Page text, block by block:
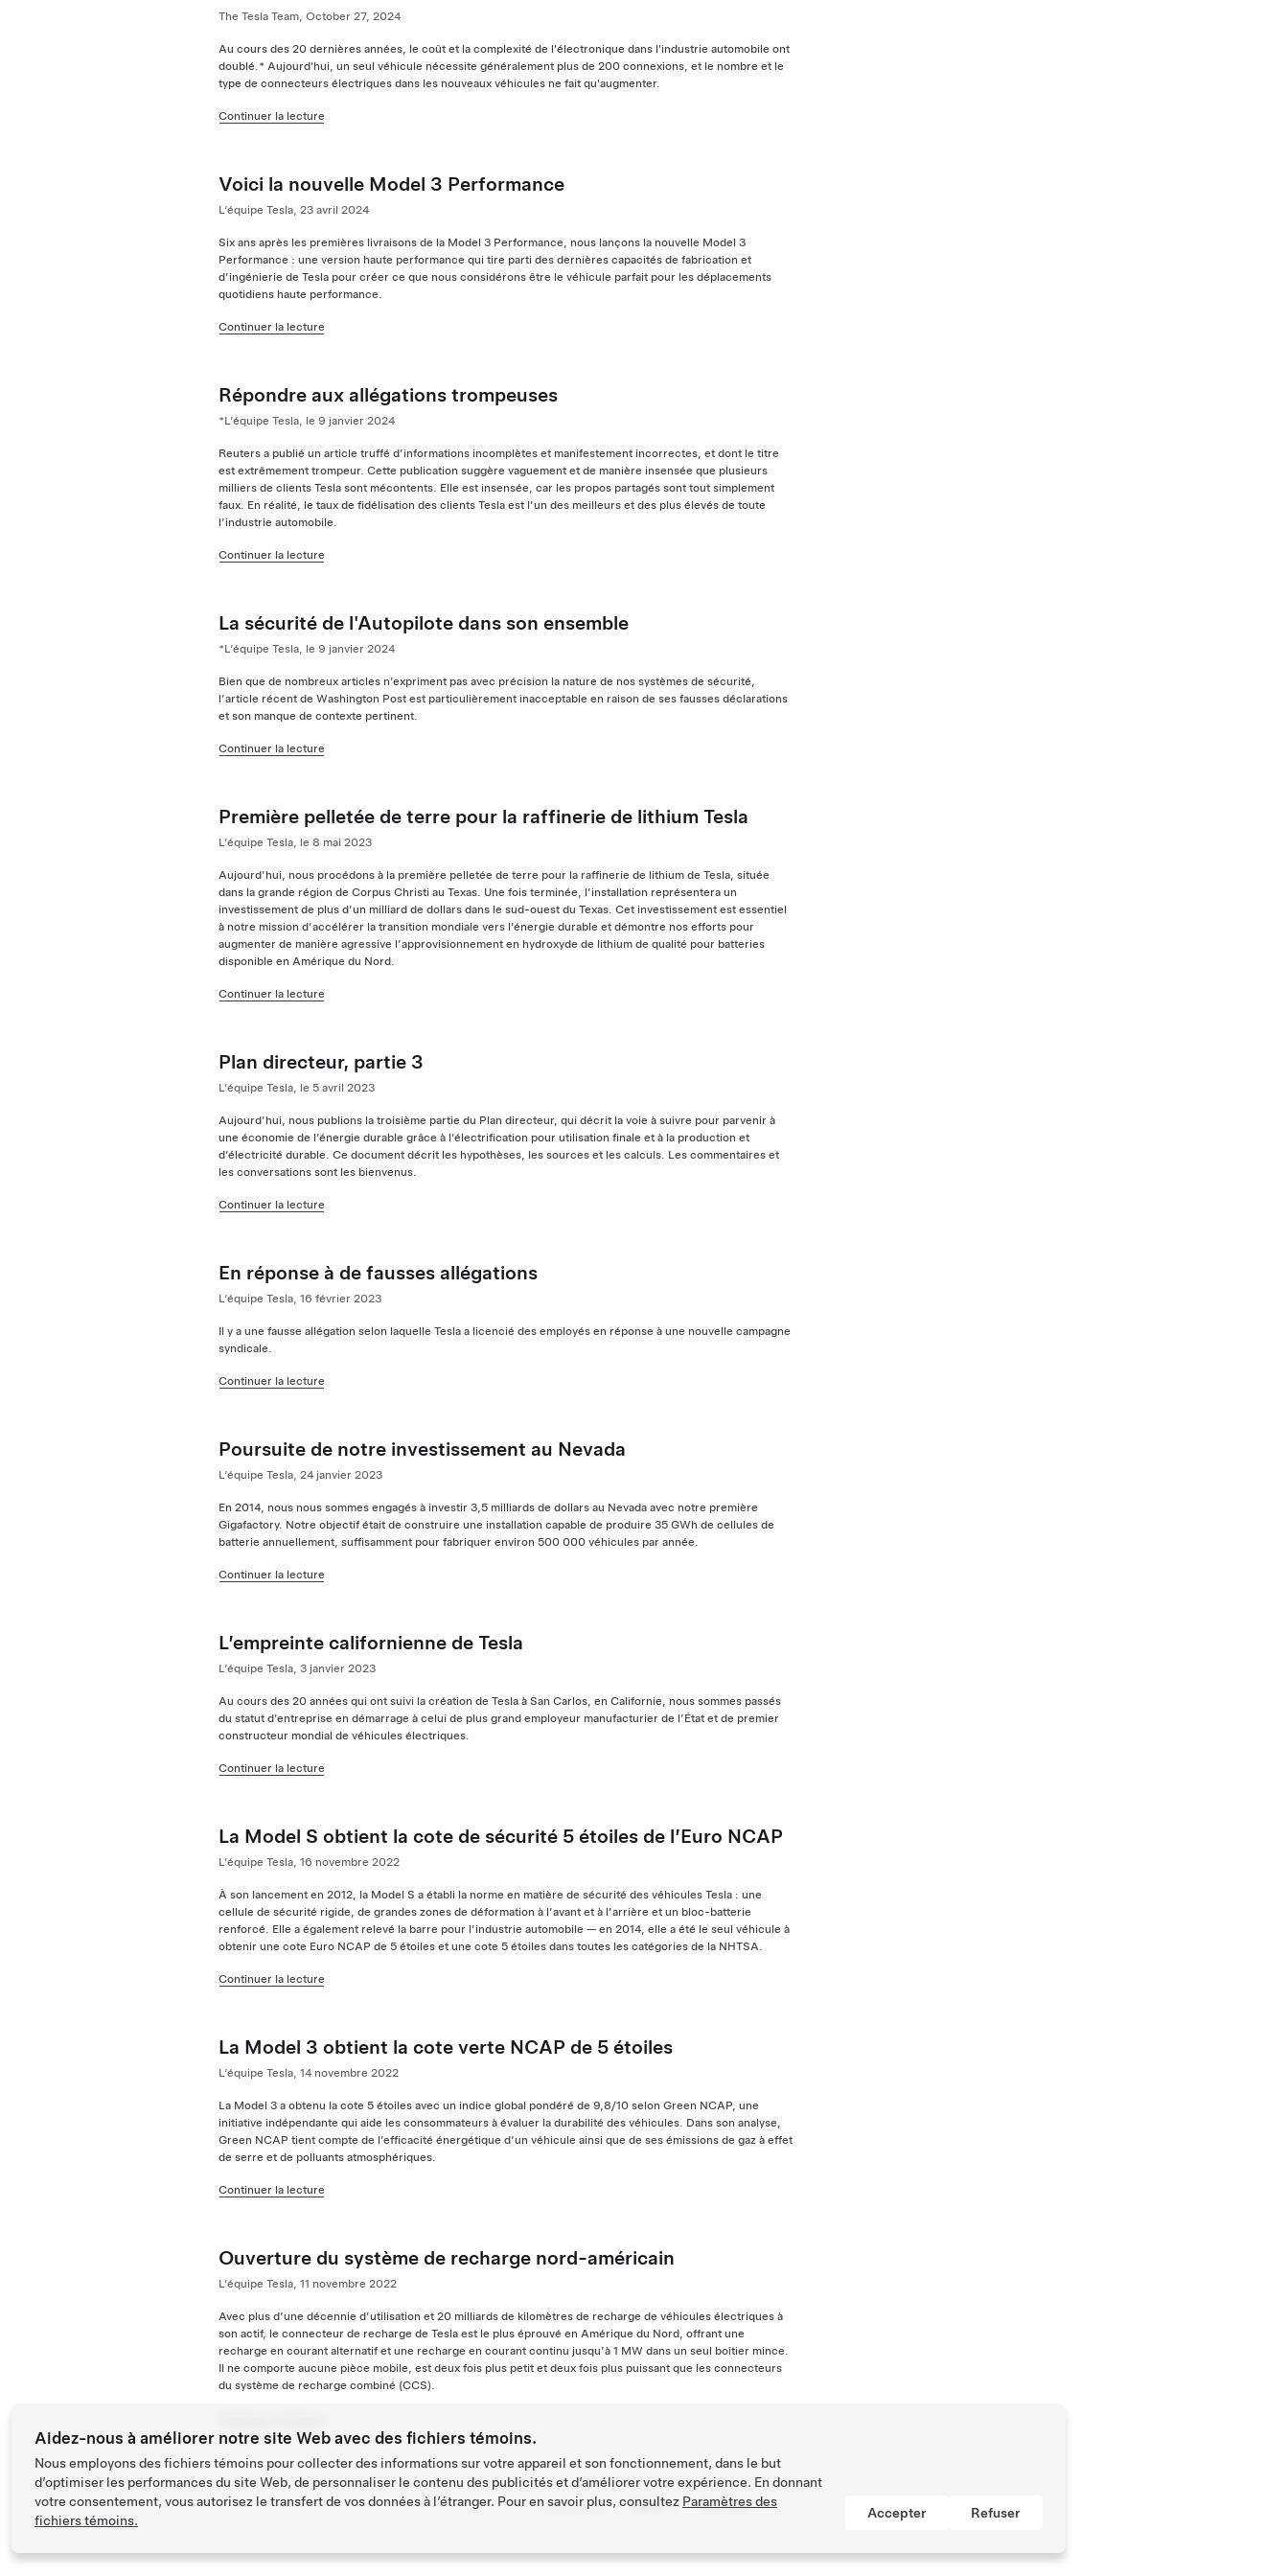
The Tesla Team, October 27, 2024
Au cours des 20 dernières années, le coût et la complexité de l'électronique dans l'industrie automobile ont
doublé.* Aujourd'hui, un seul véhicule nécessite généralement plus de 200 connexions, et le nombre et le
type de connecteurs électriques dans les nouveaux véhicules ne fait qu'augmenter.
Continuer la lecture
Voici la nouvelle Model 3 Performance
L’équipe Tesla, 23 avril 2024
Six ans après les premières livraisons de la Model 3 Performance, nous lançons la nouvelle Model 3
Performance : une version haute performance qui tire parti des dernières capacités de fabrication et
d’ingénierie de Tesla pour créer ce que nous considérons être le véhicule parfait pour les déplacements
quotidiens haute performance.
Continuer la lecture
Répondre aux allégations trompeuses
*L’équipe Tesla, le 9 janvier 2024
Reuters a publié un article truffé d’informations incomplètes et manifestement incorrectes, et dont le titre
est extrêmement trompeur. Cette publication suggère vaguement et de manière insensée que plusieurs
milliers de clients Tesla sont mécontents. Elle est insensée, car les propos partagés sont tout simplement
faux. En réalité, le taux de fidélisation des clients Tesla est l’un des meilleurs et des plus élevés de toute
l’industrie automobile.
Continuer la lecture
La sécurité de l'Autopilote dans son ensemble
*L’équipe Tesla, le 9 janvier 2024
Bien que de nombreux articles n’expriment pas avec précision la nature de nos systèmes de sécurité,
l’article récent de Washington Post est particulièrement inacceptable en raison de ses fausses déclarations
et son manque de contexte pertinent.
Continuer la lecture
Première pelletée de terre pour la raffinerie de lithium Tesla
L’équipe Tesla, le 8 mai 2023
Aujourd’hui, nous procédons à la première pelletée de terre pour la raffinerie de lithium de Tesla, située
dans la grande région de Corpus Christi au Texas. Une fois terminée, l’installation représentera un
investissement de plus d’un milliard de dollars dans le sud-ouest du Texas. Cet investissement est essentiel
à notre mission d’accélérer la transition mondiale vers l’énergie durable et démontre nos efforts pour
augmenter de manière agressive l’approvisionnement en hydroxyde de lithium de qualité pour batteries
disponible en Amérique du Nord.
Continuer la lecture
Plan directeur, partie 3
L’équipe Tesla, le 5 avril 2023
Aujourd’hui, nous publions la troisième partie du Plan directeur, qui décrit la voie à suivre pour parvenir à
une économie de l’énergie durable grâce à l’électrification pour utilisation finale et à la production et
d’électricité durable. Ce document décrit les hypothèses, les sources et les calculs. Les commentaires et
les conversations sont les bienvenus.
Continuer la lecture
En réponse à de fausses allégations
L’équipe Tesla, 16 février 2023
Il y a une fausse allégation selon laquelle Tesla a licencié des employés en réponse à une nouvelle campagne
syndicale.
Continuer la lecture
Poursuite de notre investissement au Nevada
L’équipe Tesla, 24 janvier 2023
En 2014, nous nous sommes engagés à investir 3,5 milliards de dollars au Nevada avec notre première
Gigafactory. Notre objectif était de construire une installation capable de produire 35 GWh de cellules de
batterie annuellement, suffisamment pour fabriquer environ 500 000 véhicules par année.
Continuer la lecture
L’empreinte californienne de Tesla
L’équipe Tesla, 3 janvier 2023
Au cours des 20 années qui ont suivi la création de Tesla à San Carlos, en Californie, nous sommes passés
du statut d’entreprise en démarrage à celui de plus grand employeur manufacturier de l’État et de premier
constructeur mondial de véhicules électriques.
Continuer la lecture
La Model S obtient la cote de sécurité 5 étoiles de l’Euro NCAP
L’équipe Tesla, 16 novembre 2022
À son lancement en 2012, la Model S a établi la norme en matière de sécurité des véhicules Tesla : une
cellule de sécurité rigide, de grandes zones de déformation à l’avant et à l’arrière et un bloc-batterie
renforcé. Elle a également relevé la barre pour l’industrie automobile — en 2014, elle a été le seul véhicule à
obtenir une cote Euro NCAP de 5 étoiles et une cote 5 étoiles dans toutes les catégories de la NHTSA.
Continuer la lecture
La Model 3 obtient la cote verte NCAP de 5 étoiles
L’équipe Tesla, 14 novembre 2022
La Model 3 a obtenu la cote 5 étoiles avec un indice global pondéré de 9,8/10 selon Green NCAP, une
initiative indépendante qui aide les consommateurs à évaluer la durabilité des véhicules. Dans son analyse,
Green NCAP tient compte de l’efficacité énergétique d’un véhicule ainsi que de ses émissions de gaz à effet
de serre et de polluants atmosphériques.
Continuer la lecture
Ouverture du système de recharge nord-américain
L’équipe Tesla, 11 novembre 2022
Avec plus d’une décennie d’utilisation et 20 milliards de kilomètres de recharge de véhicules électriques à
son actif, le connecteur de recharge de Tesla est le plus éprouvé en Amérique du Nord, offrant une
recharge en courant alternatif et une recharge en courant continu jusqu’à 1 MW dans un seul boîtier mince.
Il ne comporte aucune pièce mobile, est deux fois plus petit et deux fois plus puissant que les connecteurs
du système de recharge combiné (CCS).
PrécédentPage: Suivant
Aidez-nous à améliorer notre site Web avec des fichiers témoins.
Nous employons des fichiers témoins pour collecter des informations sur votre appareil et son fonctionnement, dans le but
d’optimiser les performances du site Web, de personnaliser le contenu des publicités et d’améliorer votre expérience. En donnant
votre consentement, vous autorisez le transfert de vos données à l’étranger. Pour en savoir plus, consultez Paramètres des
fichiers témoins.
Accepter Refuser